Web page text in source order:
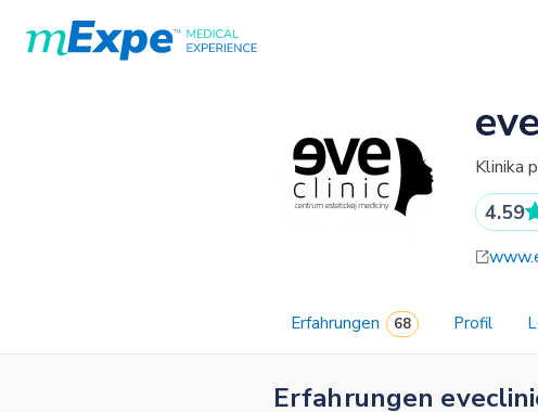
Klinika
4.59
Erfahrungen Profil
Erfahrungen